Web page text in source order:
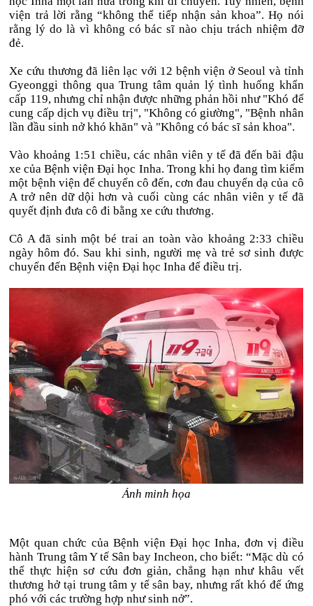
viện trả lời rằng “không thể tiếp nhận sản khoa”. Họ nói
rằng lý do là vì không có bác sĩ nào chịu trách nhiệm đỡ
đẻ.
Xe cứu thương đã liên lạc với 12 bệnh viện ở Seoul và tỉnh
Gyeonggi thông qua Trung tâm quản lý tình huống khẩn
cấp 119, nhưng chỉ nhận được những phản hồi như "Khó để
cung cấp dịch vụ điều trị", "Không có giường", "Bệnh nhân
lần đầu sinh nở khó khăn" và "Không có bác sĩ sản khoa".
Vào khoảng 1:51 chiều, các nhân viên y tế đã đến bãi đậu
xe của Bệnh viện Đại học Inha. Trong khi họ đang tìm kiếm
một bệnh viện để chuyển cô đến, cơn đau chuyển dạ của cô
A trở nên dữ dội hơn và cuối cùng các nhân viên y tế đã
quyết định đưa cô đi bằng xe cứu thương.
Cô A đã sinh một bé trai an toàn vào khoảng 2:33 chiều
ngày hôm đó. Sau khi sinh, người mẹ và trẻ sơ sinh được
chuyển đến Bệnh viện Đại học Inha để điều trị.
Ảnh minh họa
Một quan chức của Bệnh viện Đại học Inha, đơn vị điều
hành Trung tâm Y tế Sân bay Incheon, cho biết: “Mặc dù có
thể thực hiện sơ cứu đơn giản, chẳng hạn như khâu vết
thương hở tại trung tâm y tế sân bay, nhưng rất khó để ứng
phó với các trường hợp như sinh nở”.